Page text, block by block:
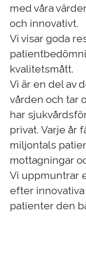
med våra
och innovativt.
Vi visar goda
kvalitetsmått.
Vi är en del av
vården och tar
har
privat. Varje år
miljontals
mottagningar
Vi uppmuntrar
efter
patienter den